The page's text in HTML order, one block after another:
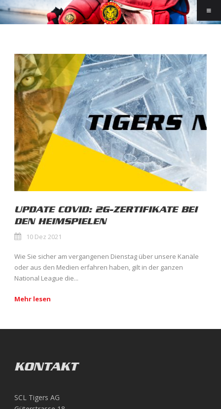
UPDATE COVID: 2G-ZERTIFIKATE BEI
DEN HEIMSPIELEN
10 Dez 2021
Wie Sie sicher am vergangenen Dienstag über unsere Kanäle
oder aus den Medien erfahren haben, gilt in der ganzen
National League die...
Mehr lesen
KONTAKT
SCL Tigers AG